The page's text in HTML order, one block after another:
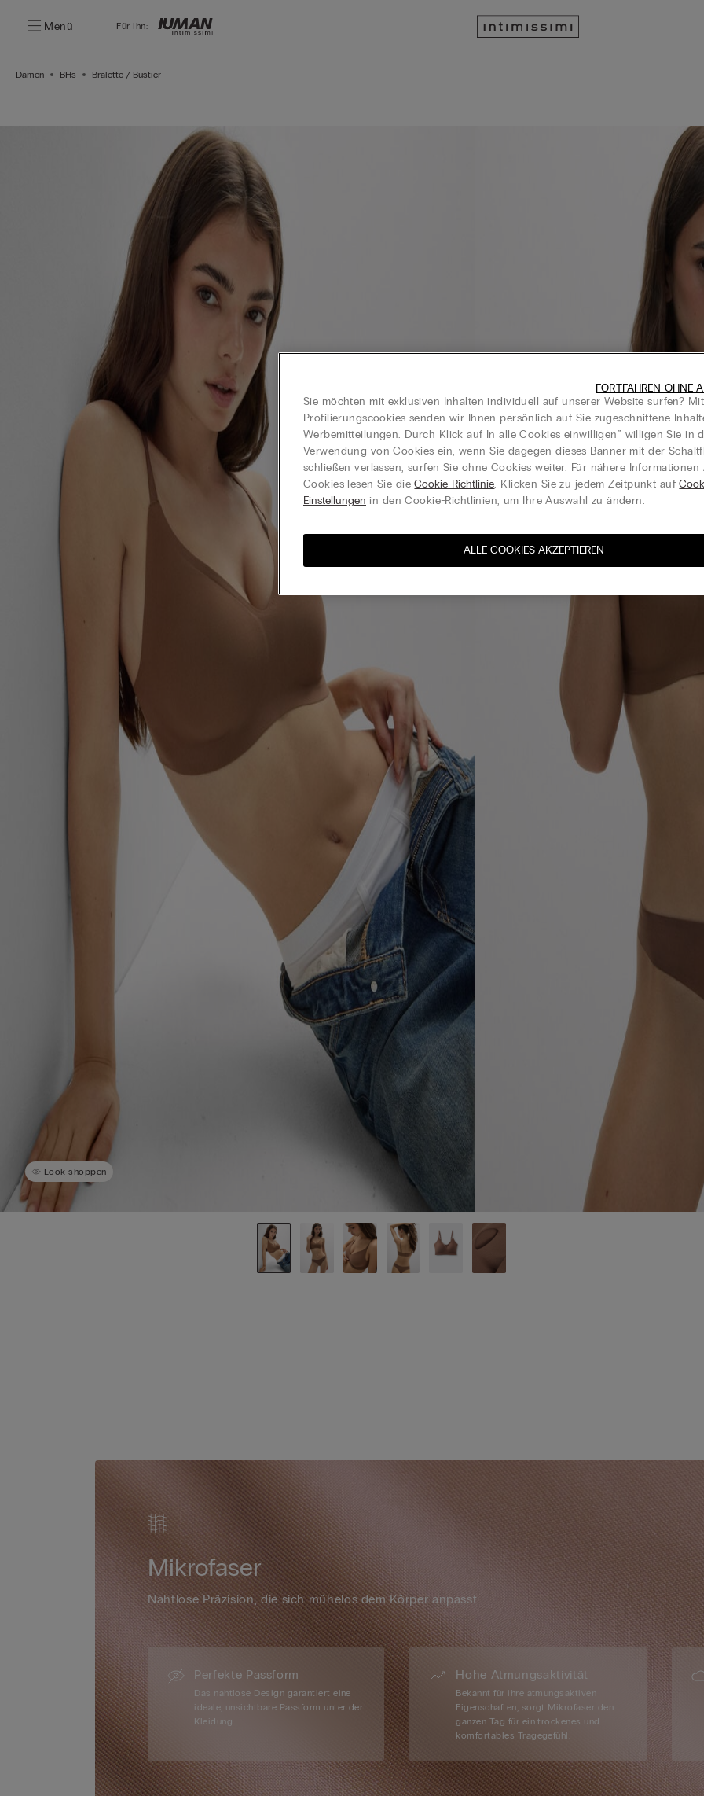
Menü Für Ihn:
Damen BHs Bralette / Bustier
Look shoppen
Mikrofaser
Nahtlose Präzision, die sich mühelos dem Körper anpasst.
Perfekte Passform
Das nahtlose Design garantiert eine
ideale, unsichtbare Passform unter der
Kleidung.
Hohe Atmungsaktivität
Bekannt für ihre atmungsaktiven
Eigenschaften, sorgt Mikrofaser den
ganzen Tag für ein trockenes und
komfortables Tragegefühl.
Sie möchten mit exklusiven Inhalten individuell auf unserer Website surfen?
Profilierungscookies senden wir Ihnen persönlich auf Sie zugeschnittene
Werbemitteilungen. Durch Klick auf In alle Cookies einwilligen‟ willigen Sie in
Verwendung von Cookies ein, wenn Sie dagegen dieses Banner mit der
schließen verlassen, surfen Sie ohne Cookies weiter. Für nähere Informationen
Cookies lesen Sie dieCookie-Richtlinie. Klicken Sie zu jedem Zeitpunkt auf
Einstellungen in den Cookie-Richtlinien, um Ihre Auswahl zu ändern.
ALLE COOKIES AKZEPTIEREN
FORTFAHREN OHNE